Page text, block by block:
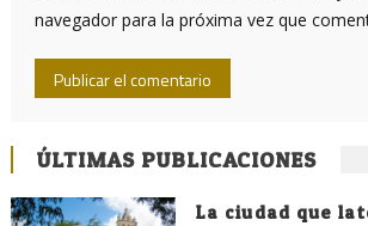
navegador para la próxima vez que
ÚLTIMAS PUBLICACIONES
La ciudad que